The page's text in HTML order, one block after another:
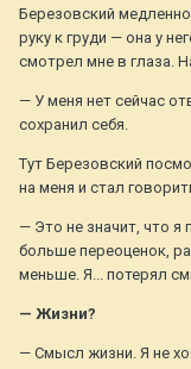
Березовский
руку к груди — она у
смотрел мне в глаза.
— У меня нет сейчас
сохранил себя.
Тут Березовский
на меня и стал
— Это не значит, что я
больше переоценок,
меньше. Я... потерял
— Жизни?
— Смысл жизни. Я не